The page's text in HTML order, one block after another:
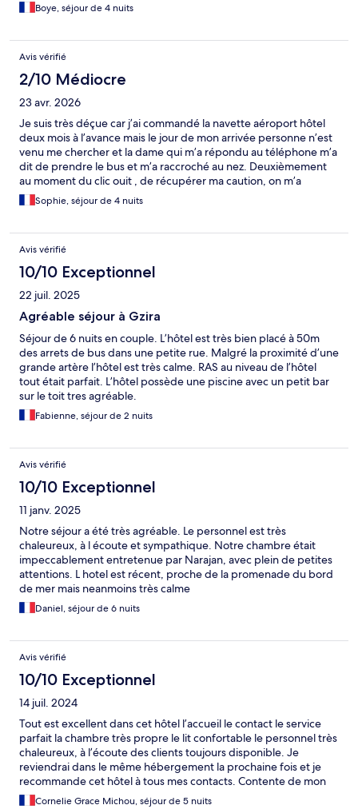
Boye, séjour de 4 nuits
Avis vérifié
2/10 Médiocre
23 avr. 2026
Je suis très déçue car j’ai commandé la navette aéroport hôtel
deux mois à l’avance mais le jour de mon arrivée personne n’est
venu me chercher et la dame qui m’a répondu au téléphone m’a
dit de prendre le bus et m’a raccroché au nez. Deuxièmement
au moment du clic ouit , de récupérer ma caution, on m’a
expliqué que cette caution était bloquée pendant 15 jours, je
n’avais pas eu cette information. C’est abusé. Pas contente.
Sophie, séjour de 4 nuits
Avis vérifié
10/10 Exceptionnel
22 juil. 2025
Agréable séjour à Gzira
Séjour de 6 nuits en couple. L’hôtel est très bien placé à 50m
des arrets de bus dans une petite rue. Malgré la proximité d’une
grande artère l’hôtel est très calme. RAS au niveau de l’hôtel
tout était parfait. L’hôtel possède une piscine avec un petit bar
sur le toit tres agréable.
Fabienne, séjour de 2 nuits
Avis vérifié
10/10 Exceptionnel
11 janv. 2025
Notre séjour a été très agréable. Le personnel est très
chaleureux, à l écoute et sympathique. Notre chambre était
impeccablement entretenue par Narajan, avec plein de petites
attentions. L hotel est récent, proche de la promenade du bord
de mer mais neanmoins très calme
Daniel, séjour de 6 nuits
Avis vérifié
10/10 Exceptionnel
14 juil. 2024
Tout est excellent dans cet hôtel l’accueil le contact le service
parfait la chambre très propre le lit confortable le personnel très
chaleureux, à l’écoute des clients toujours disponible. Je
reviendrai dans le même hébergement la prochaine fois et je
recommande cet hôtel à tous mes contacts. Contente de mon
séjour dans cet hôtel.
Cornelie Grace Michou, séjour de 5 nuits